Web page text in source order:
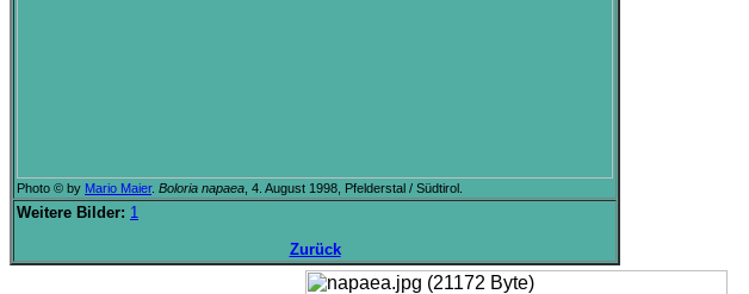
Photo © by Mario Maier. Boloria napaea , 4. August 1998, Pfelderstal / Südtirol.
Weitere Bilder: 1
Zurück